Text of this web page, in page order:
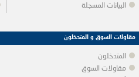
البيانات المسجلة
مقاولات السوق و المتدخلون
المتدخلون
مقاولات السوق